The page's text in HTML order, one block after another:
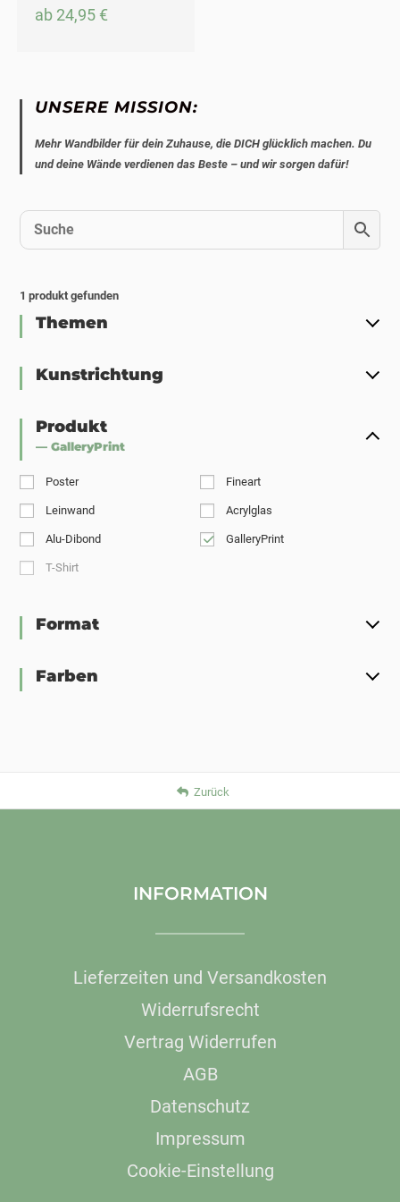
ab 24,95 €
UNSERE MISSION:
Mehr Wandbilder für dein Zuhause, die DICH glücklich machen. Du
und deine Wände verdienen das Beste – und wir sorgen dafür!
1 produkt gefunden
Themen
Kunstrichtung
Produkt
— GalleryPrint
Poster Fineart
Leinwand Acrylglas
Alu-Dibond GalleryPrint
T-Shirt
Format
Farben
Zurück
INFORMATION
Lieferzeiten und Versandkosten
Widerrufsrecht
Vertrag Widerrufen
AGB
Datenschutz
Impressum
Cookie-Einstellung